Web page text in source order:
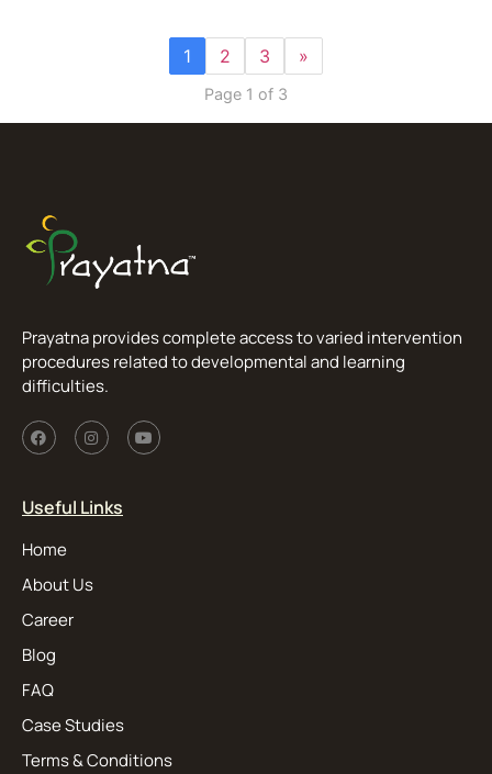
1 2 3 »
Page 1 of 3
Prayatna provides complete access to varied intervention
procedures related to developmental and learning
difficulties.
Useful Links
Home
About Us
Career
Blog
FAQ
Case Studies
Terms & Conditions